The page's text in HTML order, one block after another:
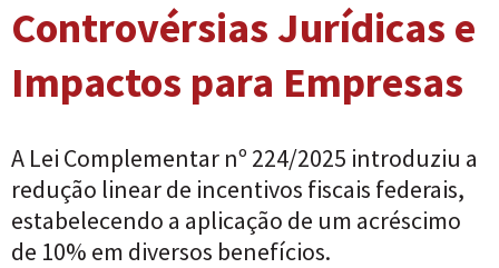
Controvérsias Jurídicas e
Impactos para Empresas
A Lei Complementar nº 224/2025 introduziu a
redução linear de incentivos fiscais federais,
estabelecendo a aplicação de um acréscimo
de 10% em diversos benefícios.